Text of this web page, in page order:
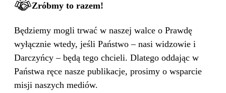
Zróbmy to razem!
Będziemy mogli trwać w naszej walce o Prawdę
wyłącznie wtedy, jeśli Państwo – nasi widzowie i
Darczyńcy – będą tego chcieli. Dlatego oddając w
Państwa ręce nasze publikacje, prosimy o wsparcie
misji naszych mediów.